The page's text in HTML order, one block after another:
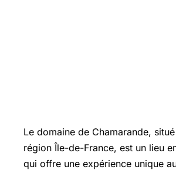
Le domaine de Chamarande,
région Île-de-France, est un lieu
qui offre une expérience unique